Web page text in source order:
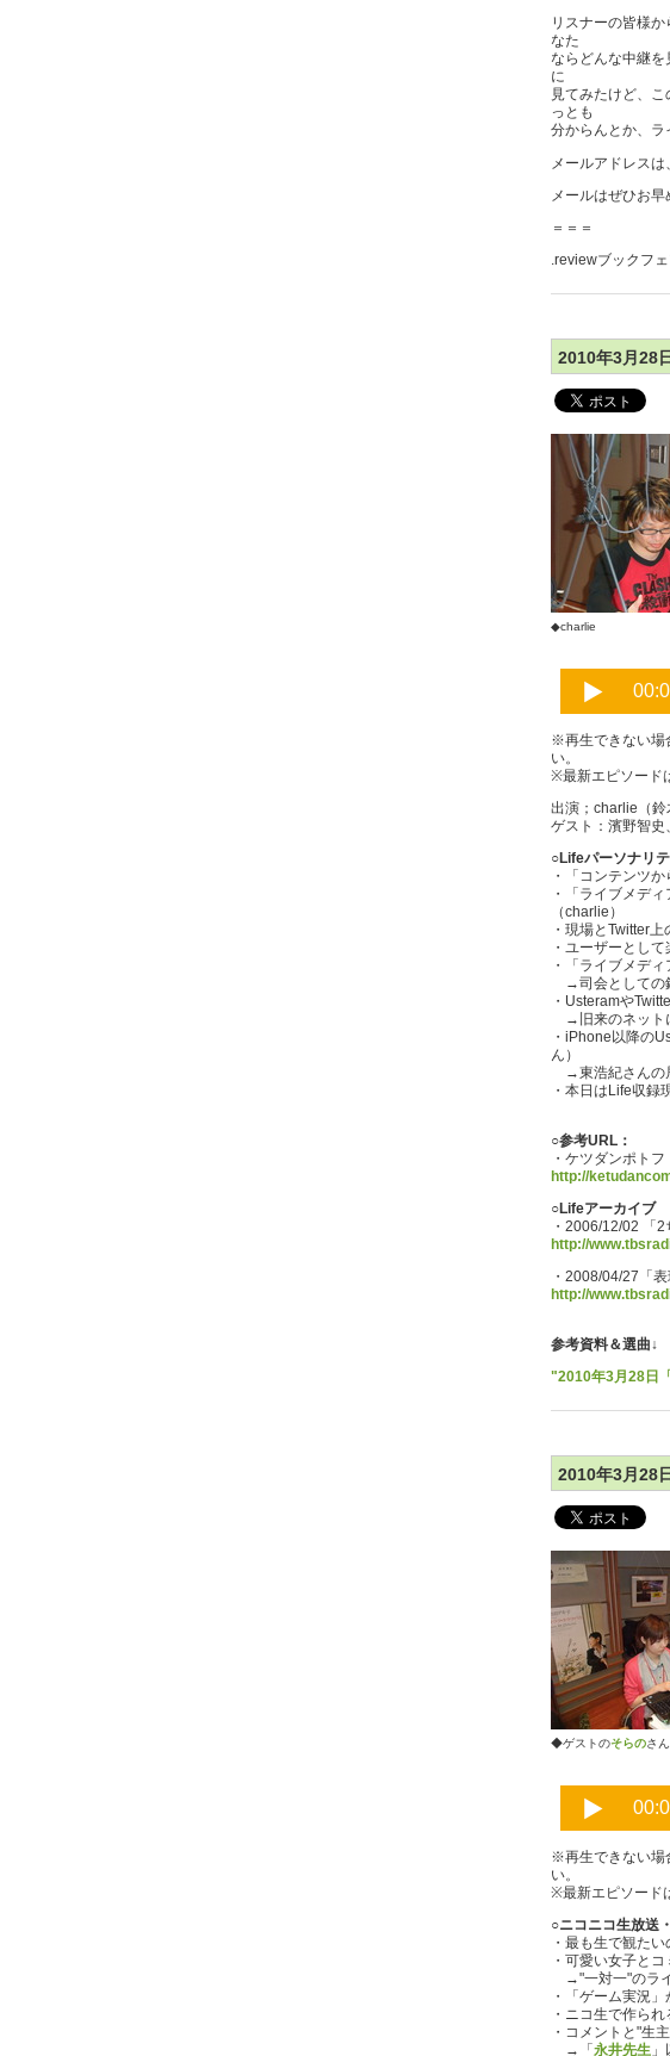
リスナーの皆様
なた
ならどんな中継
に
見てみたけど、
っとも
分からんとか、ラ
メールアドレスは、
メールはぜひお早
＝＝＝
.reviewブックフ
2010年3月28
※再生できない場
い。
※最新エピソード
出演；charlie（鈴
ゲスト：濱野智史
○Lifeパーソナリ
・「コンテンツ
・「ライブメデ
（charlie）
・現場とTwitter
・ユーザーとし
・「ライブメデ
→司会としての
・Usteramや
→旧来のネット
・iPhone以降の
ん）
→東浩紀さんの
・本日はLife収録
○参考URL：
・ケツダンポト
http://
○Lifeアーカイブ
・2006/12/02 「
http://
・2008/04/27「
http://
参考資料＆選曲↓
"2010年3月28日
2010年3月28
◆ゲストのそらのさ
※再生できない場
い。
※最新エピソード
○ニコニコ生放送
・最も生で観た
・可愛い女子と
→"一対一"のライ
・「ゲーム実況
・ニコ生で作ら
・コメントと"生
→「 永井先生